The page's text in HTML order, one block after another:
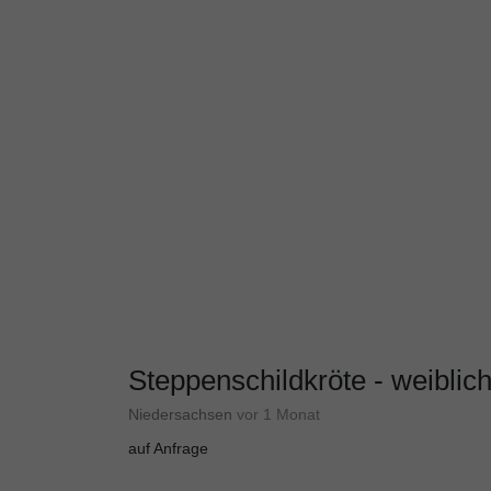
Steppenschildkröte - weiblich
Niedersachsen vor 1 Monat
auf Anfrage